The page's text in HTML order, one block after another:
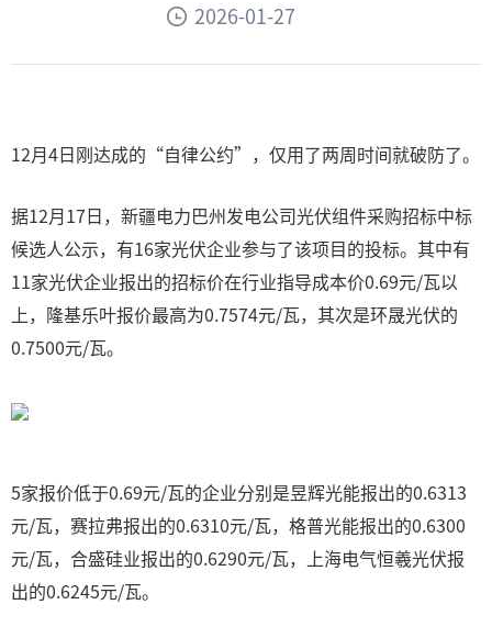
2026-01-27
12月4日刚达成的“自律公约”，仅用了两周时间就破防了。
据12月17日，新疆电力巴州发电公司光伏组件采购招标中标
候选人公示，有16家光伏企业参与了该项目的投标。其中有
11家光伏企业报出的招标价在行业指导成本价0.69元/瓦以
上，隆基乐叶报价最高为0.7574元/瓦，其次是环晟光伏的
0.7500元/瓦。
5家报价低于0.69元/瓦的企业分别是昱辉光能报出的0.6313
元/瓦，赛拉弗报出的0.6310元/瓦，格普光能报出的0.6300
元/瓦，合盛硅业报出的0.6290元/瓦，上海电气恒羲光伏报
出的0.6245元/瓦。